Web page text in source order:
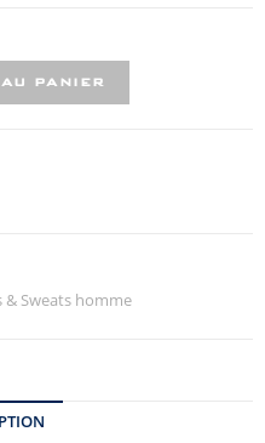
PANIER
& Sweats homme